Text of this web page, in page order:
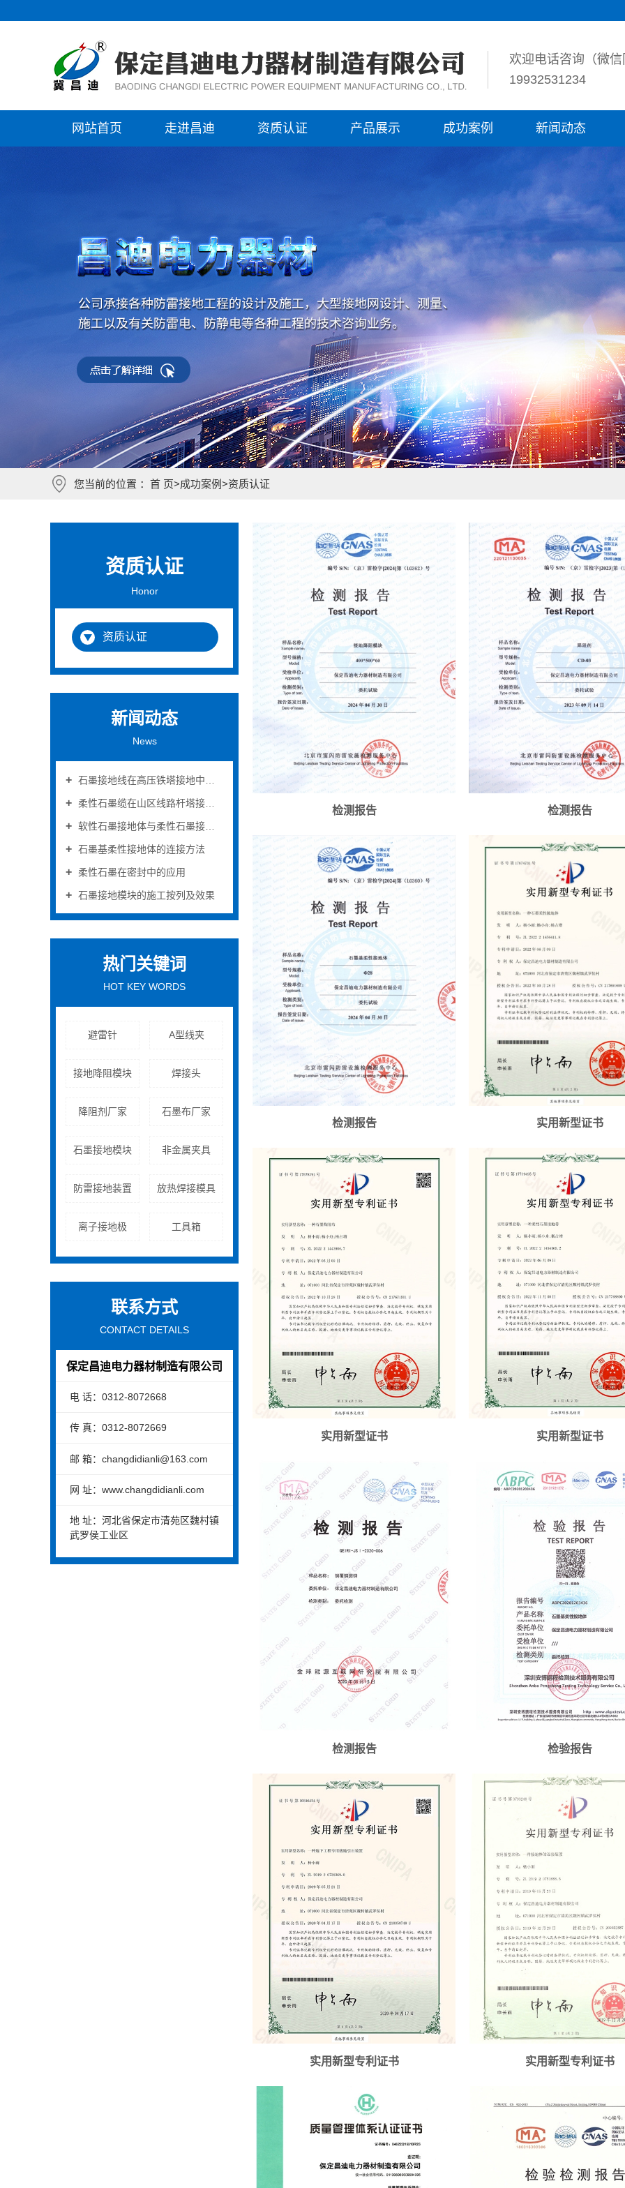
欢迎电话咨询（微
19932531234
网站首页 走进昌迪
组织结构
公司全景
资质认证 产品展示
铜包钢
降阻剂
离子接地极
接地引出装置
接地配件
纳米碳接地扁钢
避雷针
铜绞线
成功案例 新闻动态
技术资讯
您当前的位置 ： 首 页>成功案例>资质认证
资质认证
Honor
资质认证
新闻动态
News
石墨接地线在高压铁塔接地中的作用
柔性石墨缆在山区线路杆塔接地中的应用
软性石墨接地体与柔性石墨接地体的区别
石墨基柔性接地体的连接方法
柔性石墨在密封中的应用
石墨接地模块的施工按列及效果
热门关键词
HOT KEY WORDS
避雷针 A型线夹
接地降阻模块 焊接头
降阻剂厂家 石墨布厂家
石墨接地模块 非金属夹具
防雷接地装置 放热焊接模具
​离子接地极 工具箱
联系方式
CONTACT DETAILS
保定昌迪电力器材制造有限公司
电 话：0312-8072668
传 真：0312-8072669
邮 箱：changdidianli@163.com
网 址：www.changdidianli.com
地 址：河北省保定市清苑区魏村镇
武罗侯工业区
检测报告 检测报告
检测报告 实用新型证书
实用新型证书 实用新型证书
检测报告 检验报告
实用新型专利证书 实用新型专利证书